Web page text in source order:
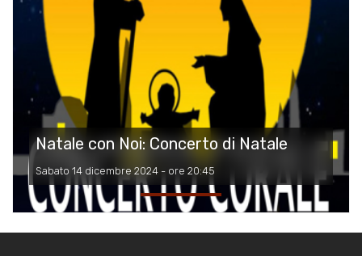
Natale con Noi: Concerto di Natale
Sabato 14 dicembre 2024 - ore 20:45